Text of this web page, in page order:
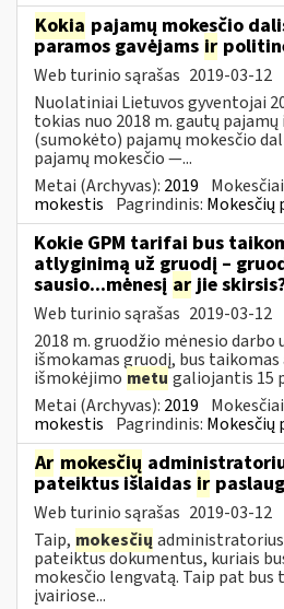
Kokia pajamų mokesčio
paramos gavėjams ir
Web turinio sąrašas 2019-03-12
Nuolatiniai Lietuvos gyventojai
tokias nuo 2018 m. gautų
(sumokėto) pajamų mokesčio
pajamų mokesčio —...
Metai (Archyvas): 2019
mokestis Pagrindinis:
Kokie GPM tarifai bus
atlyginimą už gruodį –
sausio...mėnesį arjie
Web turinio sąrašas 2019-03-12
2018 m. gruodžio mėnesio darbo
išmokamas gruodį, bus
išmokėjimo metu galiojantis 15
Metai (Archyvas): 2019
mokestis Pagrindinis:
Ar mokesčių
pateiktus išlaidas ir
Web turinio sąrašas 2019-03-12
Taip, mokesčių
pateiktus dokumentus, kuriais
mokesčio lengvatą. Taip pat
įvairiose...